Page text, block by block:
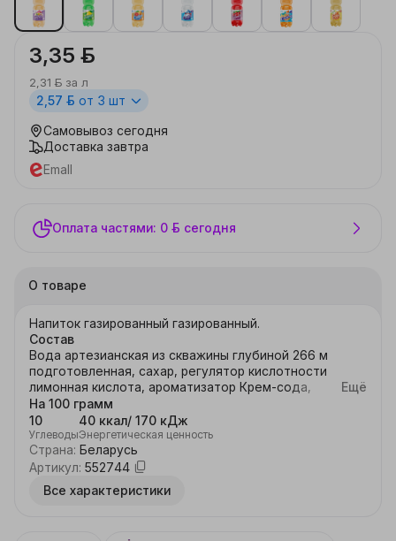
3,35 ƃ
2,31 ƃ за л
2,57 ƃ от 3 шт
Самовывоз сегодня
Доставка завтра
Emall
Оплата частями: 0 ƃ сегодня
О товаре
Напиток газированный газированный.
Состав
Вода артезианская из скважины глубиной 266 м
подготовленная, сахар, регулятор кислотности
лимонная кислота, ароматизатор Крем-сода,
консервант-бензоат натрия, натуральный краситель
Карамель.
Ещё
На 100 грамм
10
Углеводы
40 ккал/ 170 кДж
Энергетическая ценность
Страна: Беларусь
Артикул: 552744
Все характеристики